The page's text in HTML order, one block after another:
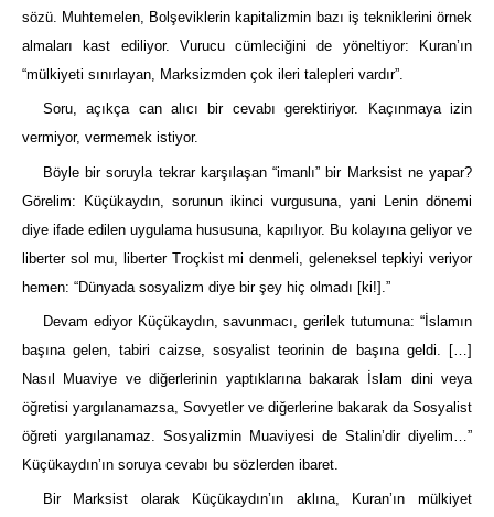
sözü. Muhtemelen, Bolşeviklerin kapitalizmin bazı iş tekniklerini örnek
almaları kast ediliyor. Vurucu cümleciğini de yöneltiyor: Kuran’ın
“mülkiyeti sınırlayan, Marksizmden çok ileri talepleri vardır”.
Soru, açıkça can alıcı bir cevabı gerektiriyor. Kaçınmaya izin
vermiyor, vermemek istiyor.
Böyle bir soruyla tekrar karşılaşan “imanlı” bir Marksist ne yapar?
Görelim: Küçükaydın, sorunun ikinci vurgusuna, yani Lenin dönemi
diye ifade edilen uygulama hususuna, kapılıyor. Bu kolayına geliyor ve
liberter sol mu, liberter Troçkist mi denmeli, geleneksel tepkiyi veriyor
hemen: “Dünyada sosyalizm diye bir şey hiç olmadı [ki!].”
Devam ediyor Küçükaydın, savunmacı, gerilek tutumuna: “İslamın
başına gelen, tabiri caizse, sosyalist teorinin de başına geldi. […]
Nasıl Muaviye ve diğerlerinin yaptıklarına bakarak İslam dini veya
öğretisi yargılanamazsa, Sovyetler ve diğerlerine bakarak da Sosyalist
öğreti yargılanamaz. Sosyalizmin Muaviyesi de Stalin’dir diyelim…”
Küçükaydın’ın soruya cevabı bu sözlerden ibaret.
Bir Marksist olarak Küçükaydın’ın aklına, Kuran’ın mülkiyet